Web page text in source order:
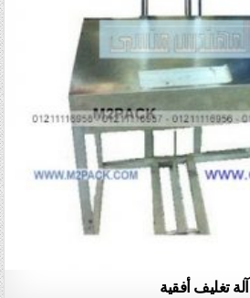
آلة تغليف أفقية